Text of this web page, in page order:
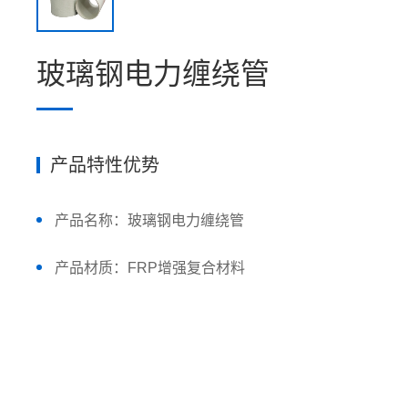
玻璃钢电力缠绕管
产品特性优势
产品名称：玻璃钢电力缠绕管
产品材质：FRP增强复合材料